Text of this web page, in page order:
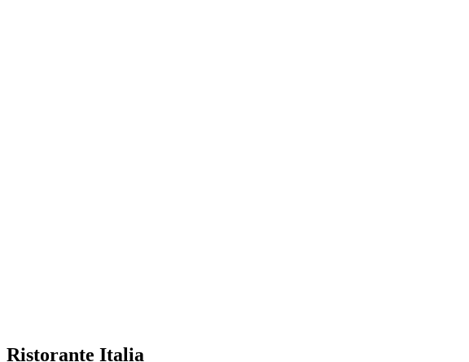
Ristorante Italia